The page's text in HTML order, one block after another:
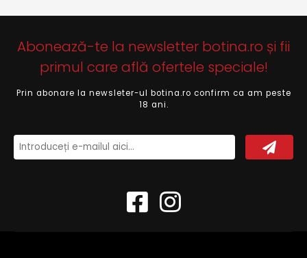
Abonează-te la newsletter botina.ro și fii
primul care află ofertele speciale!
Prin abonare la newsleter-ul botina.ro confirm ca am peste
18 ani.